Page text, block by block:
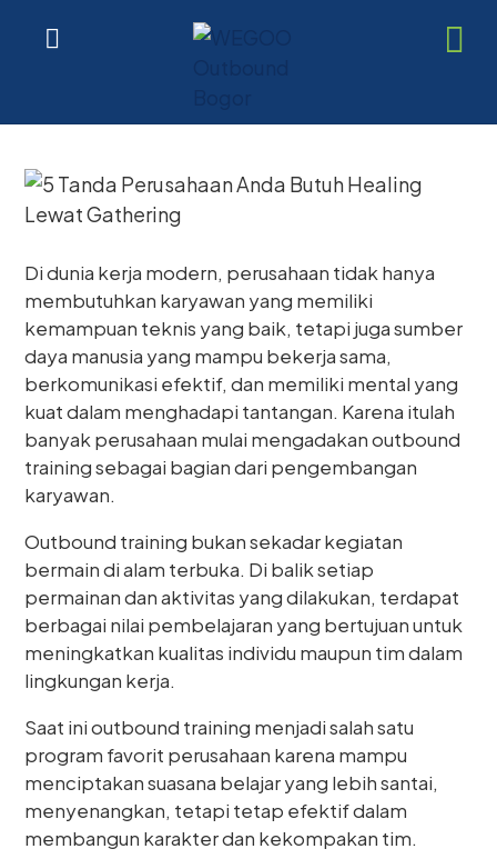
Di dunia kerja modern, perusahaan tidak hanya
membutuhkan karyawan yang memiliki
kemampuan teknis yang baik, tetapi juga sumber
daya manusia yang mampu bekerja sama,
berkomunikasi efektif, dan memiliki mental yang
kuat dalam menghadapi tantangan. Karena itulah
banyak perusahaan mulai mengadakan outbound
training sebagai bagian dari pengembangan
karyawan.
Outbound training bukan sekadar kegiatan
bermain di alam terbuka. Di balik setiap
permainan dan aktivitas yang dilakukan, terdapat
berbagai nilai pembelajaran yang bertujuan untuk
meningkatkan kualitas individu maupun tim dalam
lingkungan kerja.
Saat ini outbound training menjadi salah satu
program favorit perusahaan karena mampu
menciptakan suasana belajar yang lebih santai,
menyenangkan, tetapi tetap efektif dalam
membangun karakter dan kekompakan tim.